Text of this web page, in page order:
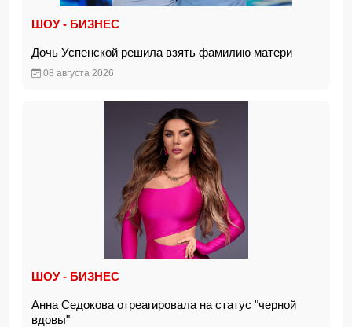
ШОУ - БИЗНЕС
Дочь Успенской решила взять фамилию матери
08 августа 2026
ШОУ - БИЗНЕС
Анна Седокова отреагировала на статус "черной
вдовы"